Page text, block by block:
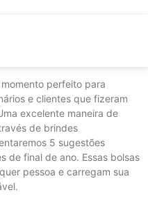
perfeito para
e clientes que fizeram
excelente maneira de
de brindes
5 sugestões
de final de ano. Essas bolsas
pessoa e carregam sua